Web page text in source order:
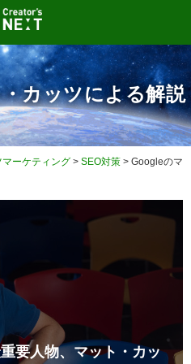
カッツによる解説
マーケティング > SEO対策 > Googleのマ
要人物、マット・カッ